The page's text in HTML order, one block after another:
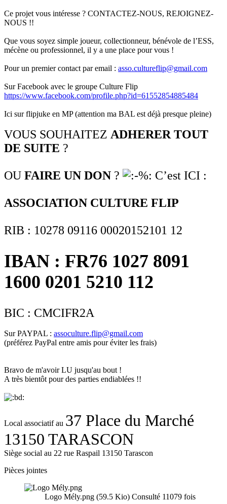
Ce projet vous intéresse ? CONTACTEZ-NOUS, REJOIGNEZ-
NOUS !!
Que vous soyez simple joueur, collectionneur, bénévole de l’ESS,
mécène ou professionnel, il y a une place pour vous !
Pour un premier contact par email : asso.cultureflip@gmail.com
Sur Facebook avec le groupe Culture Flip
https://www.facebook.com/profile.php?id=61552854885484
Ici sur flipjuke en MP (attention ma BAL est déjà presque pleine)
VOUS SOUHAITEZ ADHERER TOUT
DE SUITE ?
OU FAIRE UN DON ? C’est ICI :
ASSOCIATION CULTURE FLIP
RIB : 10278 09116 00020152101 12
IBAN : FR76 1027 8091
1600 0201 5210 112
BIC : CMCIFR2A
Sur PAYPAL : assoculture.flip@gmail.com
(préférez PayPal entre amis pour éviter les frais)
Bravo de m'avoir LU jusqu'au bout !
A très bientôt pour des parties endiablées !!
Local associatif au 37 Place du Marché
13150 TARASCON
Siège social au 22 rue Raspail 13150 Tarascon
Pièces jointes
Logo Mély.png (59.5 Kio) Consulté 11079 fois